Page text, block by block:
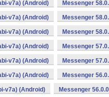
v7a) (Android) Messenger
v7a) (Android) Messenger
v7a) (Android) Messenger
v7a) (Android) Messenger
v7a) (Android) Messenger
v7a) (Android) Messenger
v7a) (Android) Messenger